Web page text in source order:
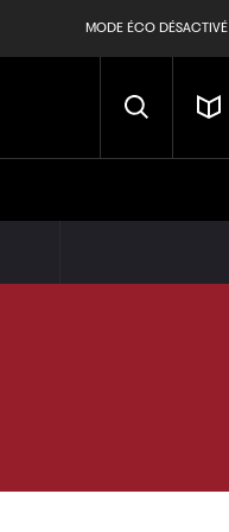
MODE ÉCO DÉSACTIVÉ